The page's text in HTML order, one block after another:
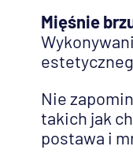
Mięśnie
Nie
takich jak
postawa i